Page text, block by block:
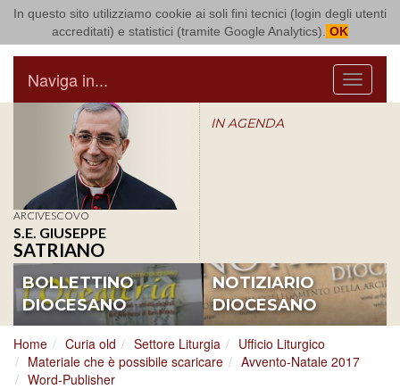
In questo sito utilizziamo cookie ai soli fini tecnici (login degli utenti
accreditati) e statistici (tramite Google Analytics). OK
Arcidiocesi di Bari Bitonto
Menu
Naviga in...
ARCIVESCOVO
S.E. GIUSEPPE
SATRIANO
IN AGENDA
BOLLETTINO
DIOCESANO
NOTIZIARIO
DIOCESANO
Home Curia old Settore Liturgia
Ufficio Liturgico
Materiale che è possibile scaricare
Avvento-Natale 2017
Word-Publisher